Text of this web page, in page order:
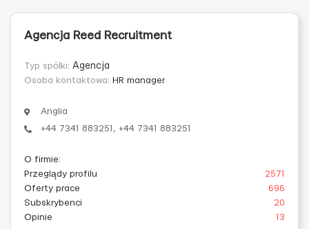
Agencja Reed Recruitment
Typ spółki: Agencja
Osoba kontaktowa: HR manager
Anglia
+44 7341 883251, +44 7341 883251
O firmie:
Przeglądy profilu
2571
Oferty prace
696
Subskrybenci
20
Opinie
13